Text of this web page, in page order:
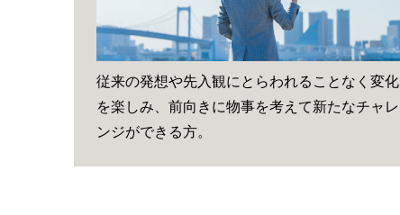
従来の発想や先入観にとらわれることなく変化
を楽しみ、前向きに物事を考えて新たなチャレ
ンジができる方。